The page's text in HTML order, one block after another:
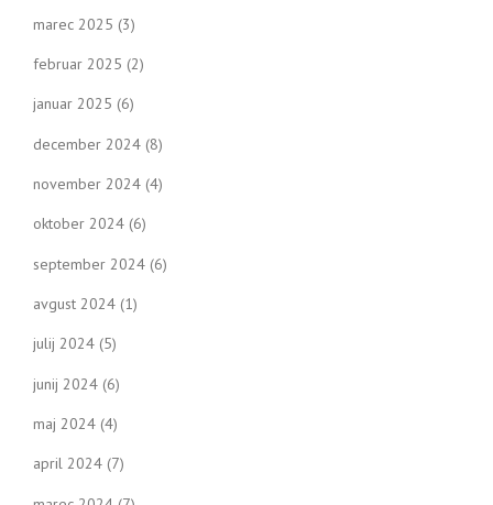
marec 2025 (3)
februar 2025 (2)
januar 2025 (6)
december 2024 (8)
november 2024 (4)
oktober 2024 (6)
september 2024 (6)
avgust 2024 (1)
julij 2024 (5)
junij 2024 (6)
maj 2024 (4)
april 2024 (7)